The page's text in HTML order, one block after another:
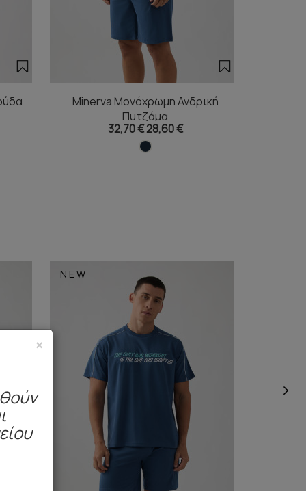
Minerva Μονόχρωμη Ανδρική
Πυτζάμα
32,70 €28,60 €
NEW
×